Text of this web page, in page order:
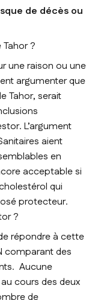
de décès ou
?
une raison ou une
argumenter que
Tahor, serait
L’argument
aient
en
acceptable si
qui
protecteur.
?
répondre à cette
comparant des
Aucune
cours des deux
de